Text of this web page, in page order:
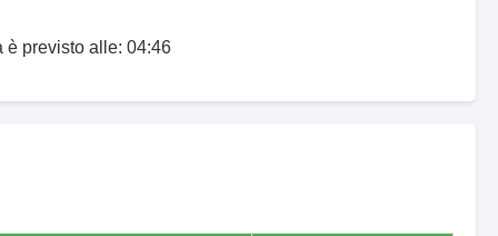
è previsto alle: 04:46